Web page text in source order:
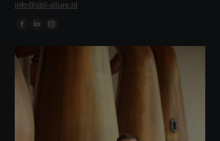
info@stijl-allure.nl
Vind ons op:
Facebook
opens
new
LinkedinInstagram